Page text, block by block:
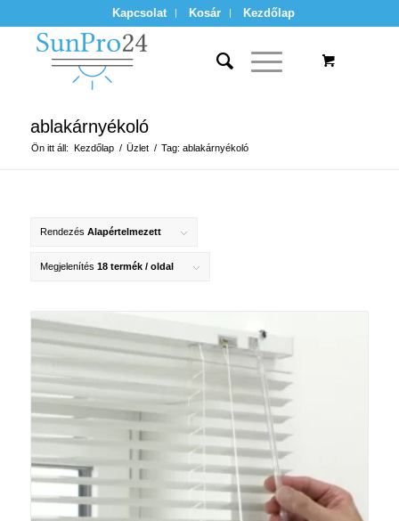
Kapcsolat Kosár Kezdőlap
ablakárnyékoló
Ön itt áll: Kezdőlap / Üzlet / Tag: ablakárnyékoló
Rendezés Alapértelmezett
Megjelenítés 18 termék / oldal